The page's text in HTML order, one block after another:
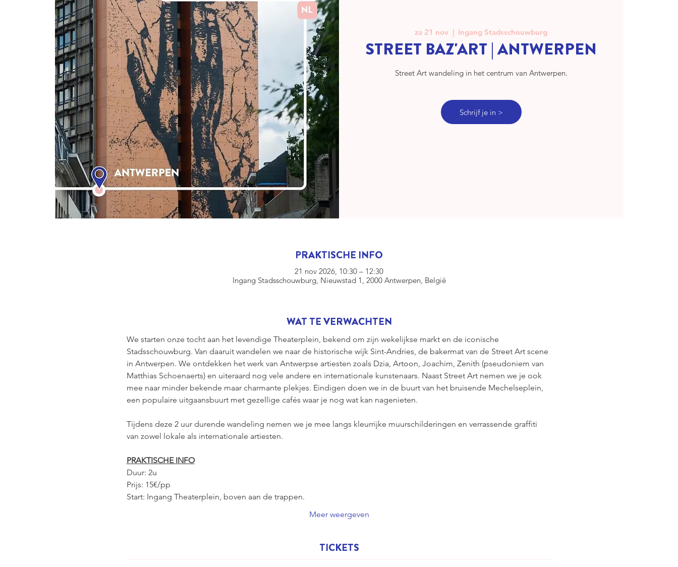
za 21 nov
  |
Ingang Stadsschouwburg
STREET BAZ'ART | ANTWERPEN
Street Art wandeling in het centrum van Antwerpen.
Schrijf je in >
PRAKTISCHE INFO
21 nov 2026, 10:30 – 12:30
Ingang Stadsschouwburg, Nieuwstad 1, 2000 Antwerpen, België
WAT TE VERWACHTEN
We starten onze tocht aan het levendige Theaterplein, bekend om zijn wekelijkse markt en de iconische
Stadsschouwburg. Van daaruit wandelen we naar de historische wijk Sint-Andries, de bakermat van de Street Art scene
in Antwerpen. We ontdekken het werk van Antwerpse artiesten zoals Dzia, Artoon, Joachim, Zenith (pseudoniem van
Matthias Schoenaerts) en uiteraard nog vele andere en internationale kunstenaars. Naast Street Art nemen we je ook
mee naar minder bekende maar charmante plekjes. Eindigen doen we in de buurt van het bruisende Mechelseplein,
een populaire uitgaansbuurt met gezellige cafés waar je nog wat kan nagenieten.
Tijdens deze 2 uur durende wandeling nemen we je mee langs kleurrijke muurschilderingen en verrassende graffiti
van zowel lokale als internationale artiesten.
PRAKTISCHE INFO
Duur: 2u
Prijs: 15€/pp
Start: Ingang Theaterplein, boven aan de trappen.
Meer weergeven
TICKETS